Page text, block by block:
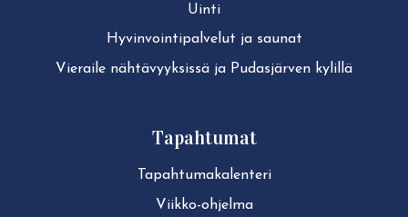
Uinti
Hy­vin­voin­ti­pal­ve­lut ja saunat
Vieraile näh­tä­vyyk­sis­sä ja Pudasjärven kylillä
Tapahtumat
Ta­pah­tu­ma­ka­len­te­ri
Viikko-ohjelma